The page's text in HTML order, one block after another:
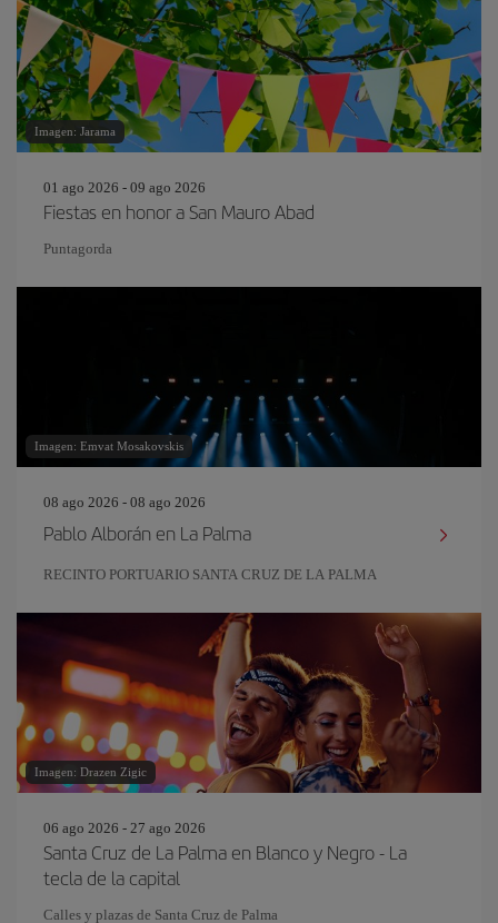
Imagen: Jarama
01 ago 2026 - 09 ago 2026
Fiestas en honor a San Mauro Abad
Puntagorda
Imagen: Emvat Mosakovskis
08 ago 2026 - 08 ago 2026
Pablo Alborán en La Palma
RECINTO PORTUARIO SANTA CRUZ DE LA PALMA
Imagen: Drazen Zigic
06 ago 2026 - 27 ago 2026
Santa Cruz de La Palma en Blanco y Negro - La
tecla de la capital
Calles y plazas de Santa Cruz de Palma